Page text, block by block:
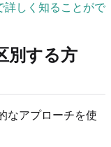
詳しく知ることがで
別する方
なアプローチを使